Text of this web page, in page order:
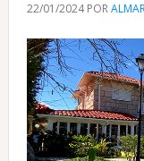
22/01/2024POR